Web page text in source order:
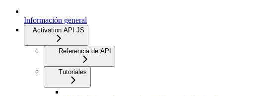
Información general
Activation API JS
Referencia de API
Tutoriales